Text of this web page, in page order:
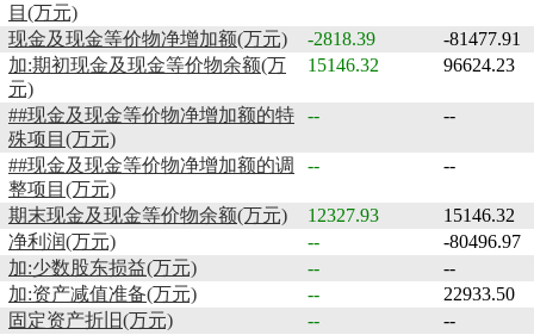
目(万元)
现金及现金等价物净增加额(万元) -2818.39
-81477.91
加:期初现金及现金等价物余额(万
元)
15146.32 96624.23
##现金及现金等价物净增加额的特
殊项目(万元)
-- --
##现金及现金等价物净增加额的调
整项目(万元)
-- --
期末现金及现金等价物余额(万元) 12327.93
15146.32
净利润(万元)
--
-80496.97
加:少数股东损益(万元)
--
--
加:资产减值准备(万元)
--
22933.50
固定资产折旧(万元)
--
--